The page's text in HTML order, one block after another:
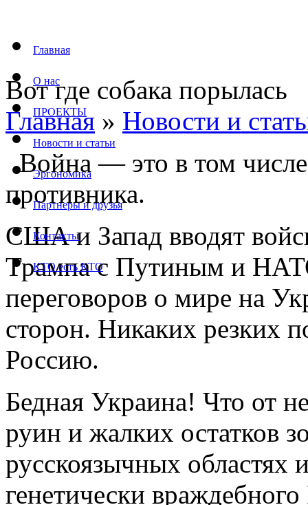
Главная
О нас
ПРОЕКТЫ
Новости и статьи
Эргономика
Партнеры и друзья
Контакты
КТО есть КТО
Вот где собака порылась
Главная » Новости и
Война — это в том
противника.
США и Запад вводят
Трампа с Путиным и
переговоров о мире на
сторон. Никаких резких
Россию.
Бедная Украина! Что от
руин и жалких остатков
русскоязычных областях
генетически